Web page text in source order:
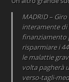
MADRID –
interamente di
finanziamento
risparmiare i
le malattie
volta pagherà
verso-tagli-